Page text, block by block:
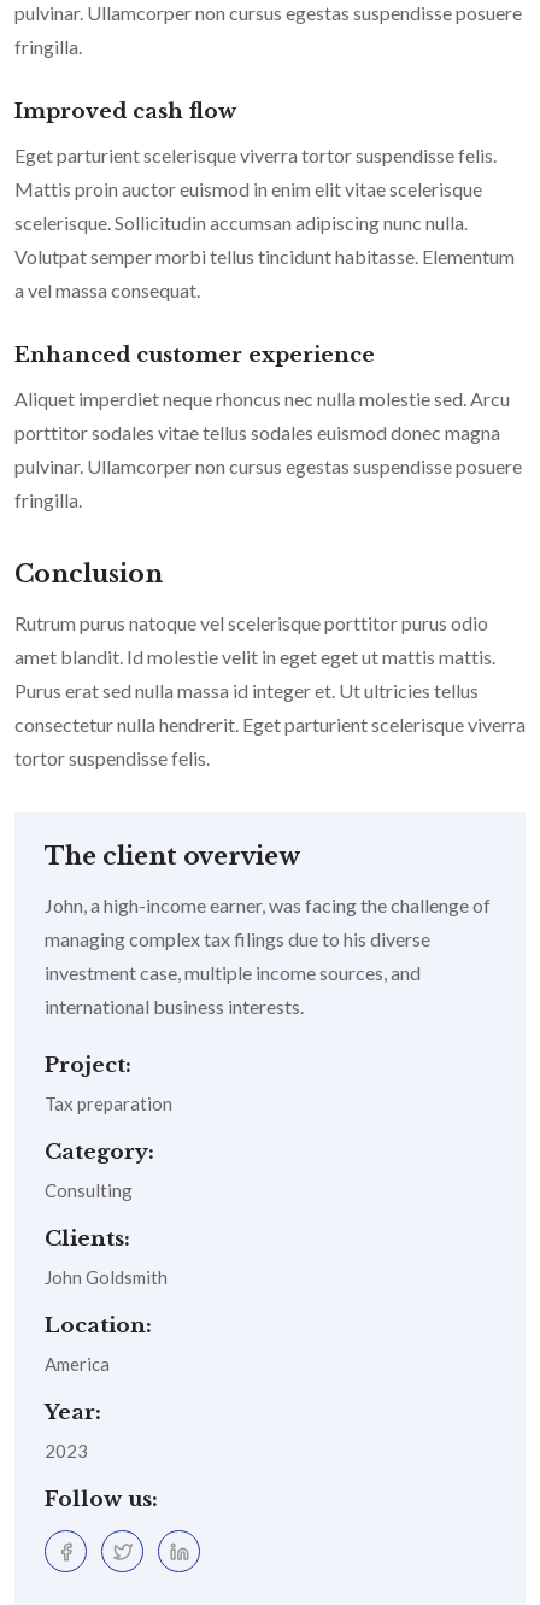
pulvinar. Ullamcorper non cursus egestas suspendisse posuere
fringilla.
Improved cash flow
Eget parturient scelerisque viverra tortor suspendisse felis.
Mattis proin auctor euismod in enim elit vitae scelerisque
scelerisque. Sollicitudin accumsan adipiscing nunc nulla.
Volutpat semper morbi tellus tincidunt habitasse. Elementum
a vel massa consequat.
Enhanced customer experience
Aliquet imperdiet neque rhoncus nec nulla molestie sed. Arcu
porttitor sodales vitae tellus sodales euismod donec magna
pulvinar. Ullamcorper non cursus egestas suspendisse posuere
fringilla.
Conclusion
Rutrum purus natoque vel scelerisque porttitor purus odio
amet blandit. Id molestie velit in eget eget ut mattis mattis.
Purus erat sed nulla massa id integer et. Ut ultricies tellus
consectetur nulla hendrerit. Eget parturient scelerisque viverra
tortor suspendisse felis.
The client overview
John, a high-income earner, was facing the challenge of
managing complex tax filings due to his diverse
investment case, multiple income sources, and
international business interests.
Project:
Tax preparation
Category:
Consulting
Clients:
John Goldsmith
Location:
America
Year:
2023
Follow us: